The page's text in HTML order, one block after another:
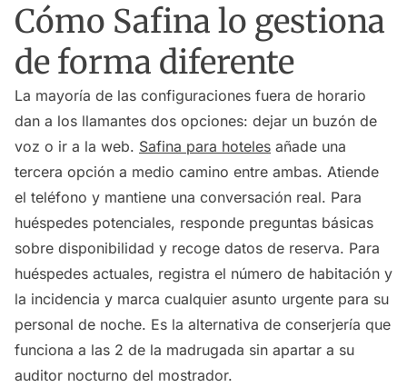
Cómo Safina lo gestiona
de forma diferente
La mayoría de las configuraciones fuera de horario
dan a los llamantes dos opciones: dejar un buzón de
voz o ir a la web. Safina para hoteles añade una
tercera opción a medio camino entre ambas. Atiende
el teléfono y mantiene una conversación real. Para
huéspedes potenciales, responde preguntas básicas
sobre disponibilidad y recoge datos de reserva. Para
huéspedes actuales, registra el número de habitación y
la incidencia y marca cualquier asunto urgente para su
personal de noche. Es la alternativa de conserjería que
funciona a las 2 de la madrugada sin apartar a su
auditor nocturno del mostrador.